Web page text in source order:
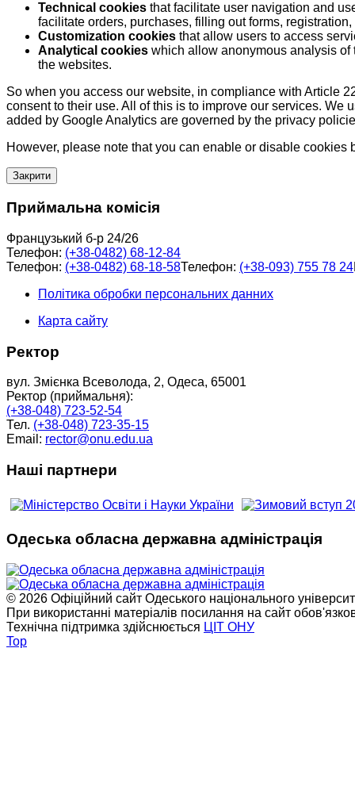
Technical cookies that facilitate user navigation and
facilitate orders, purchases, filling out forms,
Customization cookies that allow users to access
Analytical cookies which allow anonymous analysis
the websites.
So when you access our website, in compliance with Article
consent to their use. All of this is to improve our services.
added by Google Analytics are governed by the privacy
However, please note that you can enable or disable cookies
Закрити
Приймальна комісія
Французький б-р 24/26
Телефон: (+38-0482) 68-12-84
Телефон: (+38-0482) 68-18-58Телефон: (+38-093) 755 78 24
Політика обробки персональних данних
Карта сайту
Ректор
вул. Змієнка Всеволода, 2, Одеса, 65001
Ректор (приймальня):
(+38-048) 723-52-54
Тел. (+38-048) 723-35-15
Email: rector@onu.edu.ua
Наші партнери
Одеська обласна державна адміністрація
© 2026 Офіційний сайт Одеського національного
При використанні матеріалів посилання на сайт
Технічна підтримка здійснюється ЦІТ ОНУ
Top